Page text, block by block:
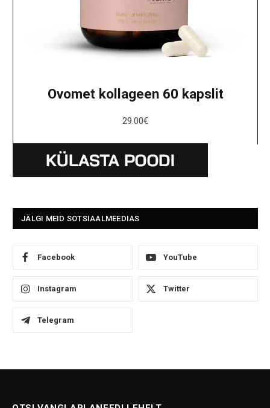
Ovomet kollageen 60 kapslit
29.00€
JÄLGI MEID SOTSIAALMEEDIAS
Facebook YouTube
Instagram Twitter
Telegram